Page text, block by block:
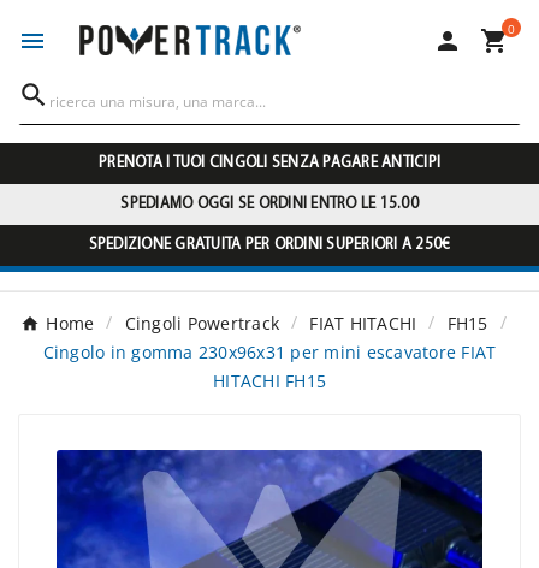
  0

PRENOTA I TUOI CINGOLI SENZA PAGARE ANTICIPI
SPEDIAMO OGGI SE ORDINI ENTRO LE 15.00
SPEDIZIONE GRATUITA PER ORDINI SUPERIORI A 250€
Home Cingoli Powertrack FIAT HITACHI
FH15
Cingolo in gomma 230x96x31 per mini escavatore FIAT
HITACHI FH15